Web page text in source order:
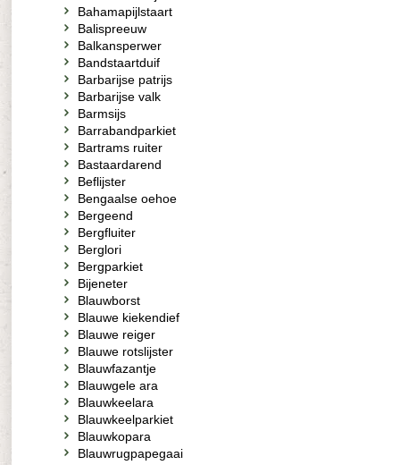
Bahamapijlstaart
Balispreeuw
Balkansperwer
Bandstaartduif
Barbarijse patrijs
Barbarijse valk
Barmsijs
Barrabandparkiet
Bartrams ruiter
Bastaardarend
Beflijster
Bengaalse oehoe
Bergeend
Bergfluiter
Berglori
Bergparkiet
Bijeneter
Blauwborst
Blauwe kiekendief
Blauwe reiger
Blauwe rotslijster
Blauwfazantje
Blauwgele ara
Blauwkeelara
Blauwkeelparkiet
Blauwkopara
Blauwrugpapegaai